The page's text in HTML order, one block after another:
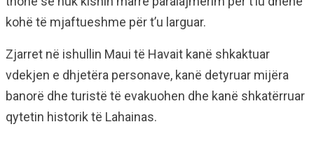
kohë të mjaftueshme për t’u larguar.
Zjarret në ishullin Maui të Havait kanë shkaktuar
vdekjen e dhjetëra personave, kanë detyruar mijëra
banorë dhe turistë të evakuohen dhe kanë shkatërruar
qytetin historik të Lahainas.